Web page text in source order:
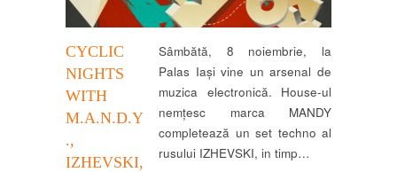
CYCLIC
NIGHTS
WITH
M.A.N.D.Y
.,
IZHEVSKI,
Sâmbătă, 8 noiembrie, la
Palas Iași vine un arsenal de
muzica electronică. House-ul
nemțesc marca MANDY
completează un set techno al
rusului IZHEVSKI, in timp…